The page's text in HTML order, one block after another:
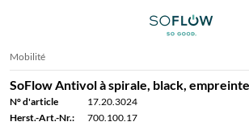
Mobilité
SoFlow Antivol à spirale, black,
N° d'article
17.20.3024
Herst.-Art.-Nr.:
700.100.17